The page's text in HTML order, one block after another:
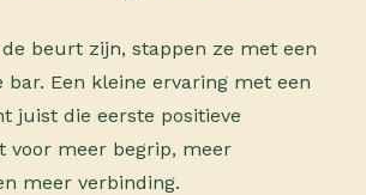
beurt zijn, stappen ze met een
Een kleine ervaring met een
juist die eerste positieve
voor meer begrip, meer
meer verbinding.